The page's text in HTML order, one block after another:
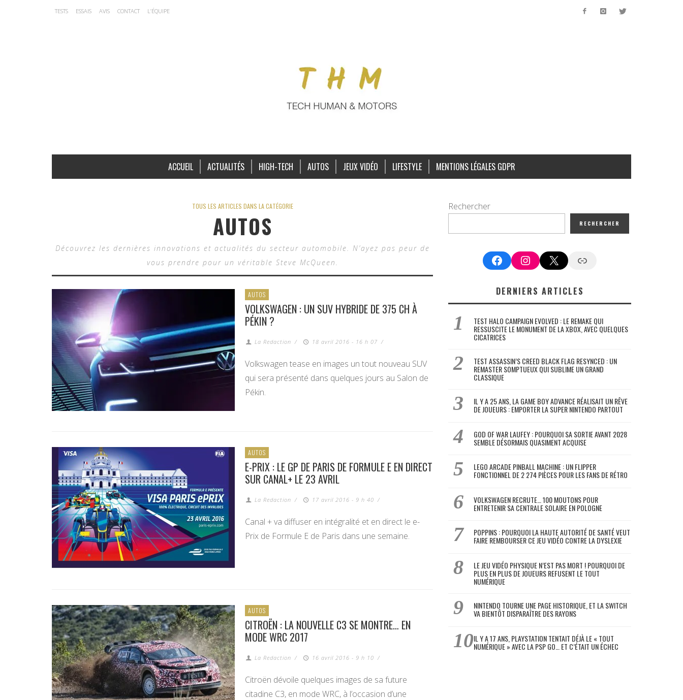
TESTS ESSAIS AVIS CONTACT L’ÉQUIPE
ACCUEIL ACTUALITÉS HIGH-TECH AUTOS JEUX VIDÉO LIFESTYLE MENTIONS LÉGALES GDPR
TOUS LES ARTICLES DANS LA CATÉGORIE
AUTOS
Découvrez les dernières innovations et actualités du secteur automobile. N’ayez pas peur de
vous prendre pour un véritable Steve McQueen.
AUTOS
VOLKSWAGEN : UN SUV HYBRIDE DE 375 CH À
PÉKIN ?
La Redaction / 18 avril 2016 - 16 h 07 /
Volkswagen tease en images un tout nouveau SUV
qui sera présenté dans quelques jours au Salon de
Pékin.
AUTOS
E-PRIX : LE GP DE PARIS DE FORMULE E EN DIRECT
SUR CANAL+ LE 23 AVRIL
La Redaction / 17 avril 2016 - 9 h 40 /
Canal + va diffuser en intégralité et en direct le e-
Prix de Formule E de Paris dans une semaine.
AUTOS
CITROËN : LA NOUVELLE C3 SE MONTRE… EN
MODE WRC 2017
La Redaction / 16 avril 2016 - 9 h 10 /
Citroën dévoile quelques images de sa future
citadine C3, en mode WRC, à l’occasion d’une
Rechercher
RECHERCHER
FacebookInstagram
X Google News
DERNIERS ARTICLES
TEST HALO CAMPAIGN EVOLVED : LE REMAKE QUI
RESSUSCITE LE MONUMENT DE LA XBOX, AVEC QUELQUES
CICATRICES
TEST ASSASSIN’S CREED BLACK FLAG RESYNCED : UN
REMASTER SOMPTUEUX QUI SUBLIME UN GRAND
CLASSIQUE
IL Y A 25 ANS, LA GAME BOY ADVANCE RÉALISAIT UN RÊVE
DE JOUEURS : EMPORTER LA SUPER NINTENDO PARTOUT
GOD OF WAR LAUFEY : POURQUOI SA SORTIE AVANT 2028
SEMBLE DÉSORMAIS QUASIMENT ACQUISE
LEGO ARCADE PINBALL MACHINE : UN FLIPPER
FONCTIONNEL DE 2 274 PIÈCES POUR LES FANS DE RÉTRO
VOLKSWAGEN RECRUTE… 100 MOUTONS POUR
ENTRETENIR SA CENTRALE SOLAIRE EN POLOGNE
POPPINS : POURQUOI LA HAUTE AUTORITÉ DE SANTÉ VEUT
FAIRE REMBOURSER CE JEU VIDÉO CONTRE LA DYSLEXIE
LE JEU VIDÉO PHYSIQUE N’EST PAS MORT ! POURQUOI DE
PLUS EN PLUS DE JOUEURS REFUSENT LE TOUT
NUMÉRIQUE
NINTENDO TOURNE UNE PAGE HISTORIQUE, ET LA SWITCH
VA BIENTÔT DISPARAÎTRE DES RAYONS
IL Y A 17 ANS, PLAYSTATION TENTAIT DÉJÀ LE « TOUT
NUMÉRIQUE » AVEC LA PSP GO… ET C’ÉTAIT UN ÉCHEC